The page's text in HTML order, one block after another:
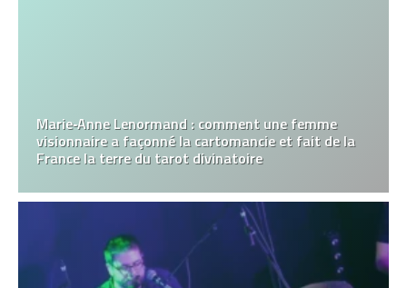
Marie‑Anne Lenormand : comment une femme
visionnaire a façonné la cartomancie et fait de la
France la terre du tarot divinatoire